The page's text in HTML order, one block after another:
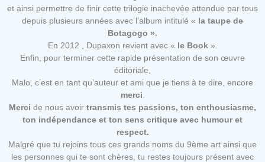
et ainsi permettre de finir cette trilogie inachevée attendue par tous
depuis plusieurs années avec l’album intitulé « la taupe de
Botagogo ».
En 2012 , Dupaxon revient avec « le Book».
Enfin, pour terminer cette rapide présentation de son œuvre
éditoriale,
Malo, c’est en tant qu’auteur et ami que je tiens à te dire, encore
merci
Merci de nous avoir transmis tes passions, ton enthousiasme,
ton indépendance et ton sens critique avec humour et
respect.
Malgré que tu rejoins tous ces grands noms du 9ème art ainsi que
les personnes qui te sont chères, tu restes toujours présent avec